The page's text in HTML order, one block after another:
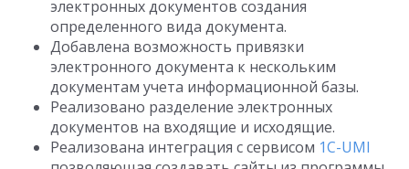
электронных документов создания
определенного вида документа.
Добавлена возможность привязки
электронного документа к нескольким
документам учета информационной базы.
Реализовано разделение электронных
документов на входящие и исходящие.
Реализована интеграция с сервисом 1C-UMI